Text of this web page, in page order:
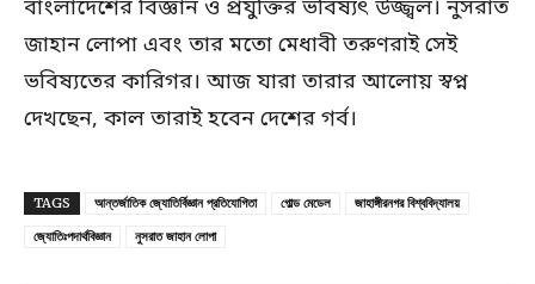
বাংলাদেশের বিজ্ঞান ও প্রযুক্তির ভবিষ্যৎ উজ্জ্বল। নুসরাত
জাহান লোপা এবং তার মতো মেধাবী তরুণরাই সেই
ভবিষ্যতের কারিগর। আজ যারা তারার আলোয় স্বপ্ন
দেখছেন, কাল তারাই হবেন দেশের গর্ব।
TAGS আন্তর্জাতিক জ্যোতির্বিজ্ঞান প্রতিযোগিতা গোল্ড মেডেল
জাহাঙ্গীরনগর বিশ্ববিদ্যালয়
জ্যোতিঃপদার্থবিজ্ঞান
নুসরাত জাহান লোপা